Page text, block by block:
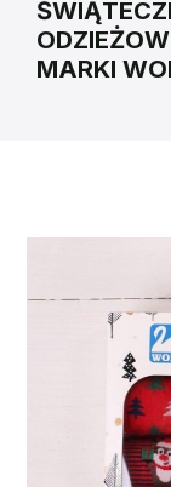
MARKI